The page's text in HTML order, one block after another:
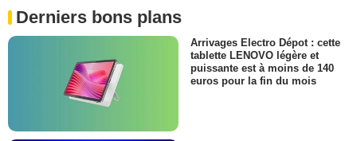
Derniers bons plans
Arrivages Electro Dépot : cette
tablette LENOVO légère et
puissante est à moins de 140
euros pour la fin du mois